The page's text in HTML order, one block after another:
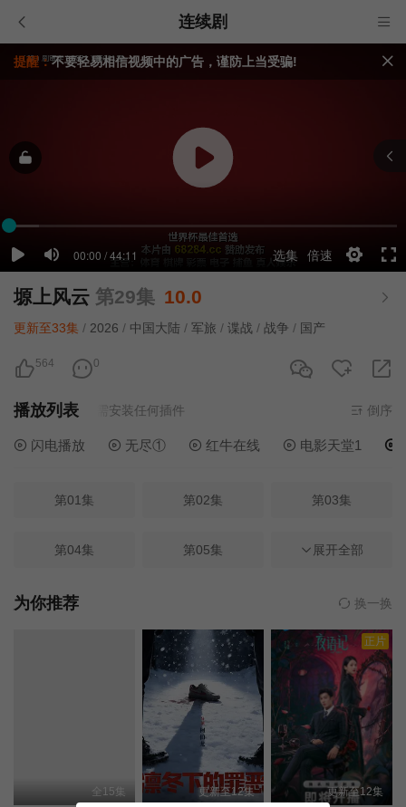
连续剧
提醒：不要轻易相信视频中的广告，谨防上当受骗!
视频载入速度跟网速有关，请耐心等待几秒钟。
塬上风云 第29集 10.0
更新至33集 / 2026 / 中国大陆 / 军旅 / 谍战 / 战争 / 国产
564 0
播放列表
茅台资源- 无需安装任何插件 倒序
闪电播放 无尽① 红牛在线 电影天堂1
第01集 第02集 第03集
第04集 第05集 第06集
第07集 第09集
第11集 第12集
第14集 第15集
第17集 第18集
第19集 第20集 第21集
展开全部
为你推荐 换一换
全15集 更新至12集
正片
更新至12集